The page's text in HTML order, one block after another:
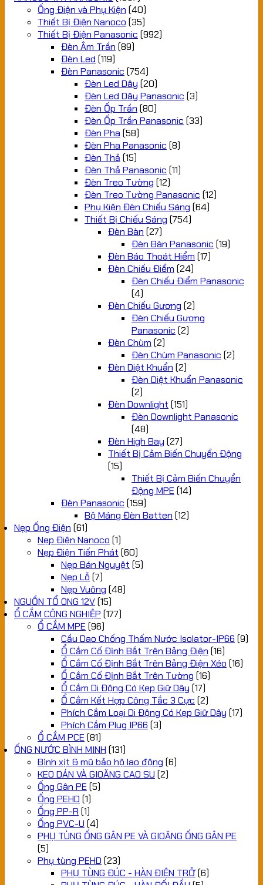
Ống Điện và Phụ Kiện (40)
Thiết Bị Điện Nanoco (35)
Thiết Bị Điện Panasonic (992)
Đèn Âm Trần (89)
Đèn Led (119)
Đèn Panasonic (754)
Đèn Led Dây (20)
Đèn Led Dây Panasonic (3)
Đèn Ốp Trần (80)
Đèn Ốp Trần Panasonic (33)
Đèn Pha (58)
Đèn Pha Panasonic (8)
Đèn Thả (15)
Đèn Thả Panasonic (11)
Đèn Treo Tường (12)
Đèn Treo Tường Panasonic (12)
Phụ Kiện Đèn Chiếu Sáng (64)
Thiết Bị Chiếu Sáng (754)
Đèn Bàn (27)
Đèn Bàn Panasonic (19)
Đèn Báo Thoát Hiểm (17)
Đèn Chiếu Điểm (24)
Đèn Chiếu Điểm Panasonic
(4)
Đèn Chiếu Gương (2)
Đèn Chiếu Gương
Panasonic (2)
Đèn Chùm (2)
Đèn Chùm Panasonic (2)
Đèn Diệt Khuẩn (2)
Đèn Diệt Khuẩn Panasonic
(2)
Đèn Downlight (151)
Đèn Downlight Panasonic
(48)
Đèn High Bay (27)
Thiết Bị Cảm Biến Chuyển Động
(15)
Thiết Bị Cảm Biến Chuyển
Động MPE (14)
Đèn Panasonic (159)
Bộ Máng Đèn Batten (12)
Nẹp Ống Điện (61)
Nẹp Điện Nanoco (1)
Nẹp Điện Tiến Phát (60)
Nẹp Bán Nguyệt (5)
Nẹp Lỗ (7)
Nẹp Vuông (48)
NGUỒN TỔ ONG 12V(15)
Ổ CẮM CÔNG NGHIỆP (177)
Ổ CẮM MPE (96)
Cầu Dao Chống Thấm Nước Isolator-IP66 (9)
Ổ Cắm Cố Định Bắt Trên Bảng Điện (16)
Ổ Cắm Cố Định Bắt Trên Bảng Điện Xéo (16)
Ổ Cắm Cố Định Bắt Trên Tường (16)
Ổ Cắm Di Động Có Kẹp Giữ Dây (17)
Ổ Cắm Kết Hợp Công Tắc 3 Cực (2)
Phích Cắm Loại Di Động Có Kẹp Giữ Dây (17)
Phích Cắm Plug IP66 (3)
Ổ CẮM PCE (81)
ỐNG NƯỚC BÌNH MINH (131)
Bình xịt & mũ bảo hộ lao động (6)
KEO DÁN VÀ GIOĂNG CAO SU (2)
Ống Gân PE (5)
Ống PEHD (1)
Ống PP-R (1)
Ống PVC-U (4)
PHỤ TÙNG ỐNG GÂN PE VÀ GIOĂNG ỐNG GÂN PE
(5)
Phụ tùng PEHD (23)
PHỤ TÙNG ĐÚC - HÀN ĐIỆN TRỞ(6)